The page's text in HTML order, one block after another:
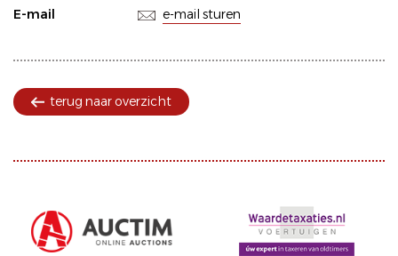
E-mail
e-mail sturen
terug naar overzicht